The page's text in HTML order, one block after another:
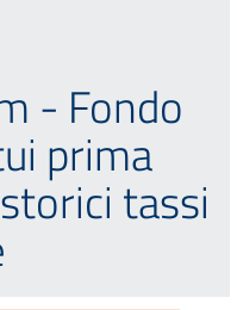
- Fondo
prima
tassi